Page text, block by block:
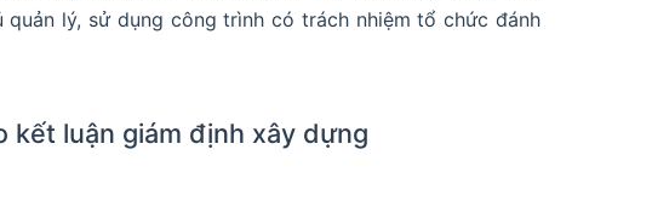
lý, sử dụng công trình có trách nhiệm tổ chức đánh
kết luận giám định xây dựng